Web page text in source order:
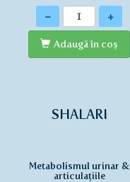
Cantitate
- +
Adaugă în coş
SHALARI
Metabolismul urinar &
articulațiile